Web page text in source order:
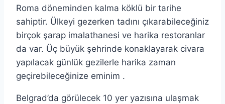
Roma döneminden kalma köklü bir tarihe
sahiptir. Ülkeyi gezerken tadını çıkarabileceğiniz
birçok şarap imalathanesi ve harika restoranlar
da var. Üç büyük şehrinde konaklayarak civara
yapılacak günlük gezilerle harika zaman
geçirebileceğinize eminim .
Belgrad’da görülecek 10 yer yazısına ulaşmak